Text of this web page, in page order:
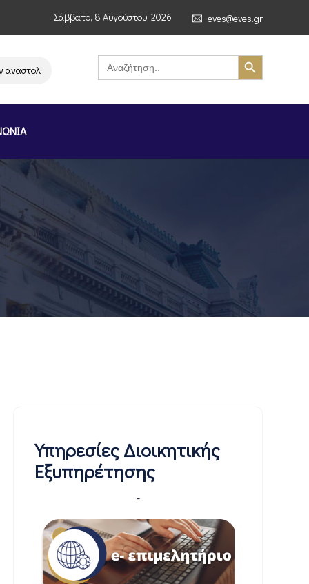
Σάββατο, 8 Αυγούστου, 2026 eves@eves.gr
λειτουργίας της αλυσίδας σούπερ μάρκετ MERE στην Ελλάδα –
Search
for:
Search Button
Υπηρεσίες Διοικητικής
Εξυπηρέτησης
-